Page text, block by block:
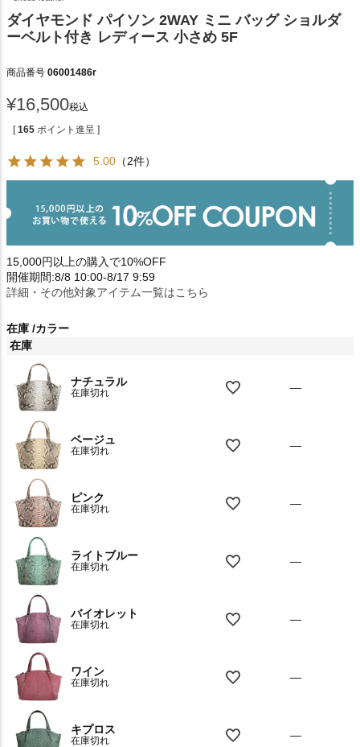
ダイヤモンド パイソン 2WAY ミニ バッグ ショルダ
ーベルト付き レディース 小さめ 5F
商品番号 06001486r
¥16,500税込
[ 165 ポイント進呈 ]
5.00 （2件）
15,000円以上の購入で10%OFF
開催期間:8/8 10:00-8/17 9:59
詳細・その他対象アイテム一覧はこちら
在庫 カラー
在庫
ナチュラル
在庫切れ —
ベージュ
在庫切れ —
ピンク
在庫切れ —
ライトブルー
在庫切れ —
バイオレット
在庫切れ —
ワイン
在庫切れ —
キプロス
在庫切れ —